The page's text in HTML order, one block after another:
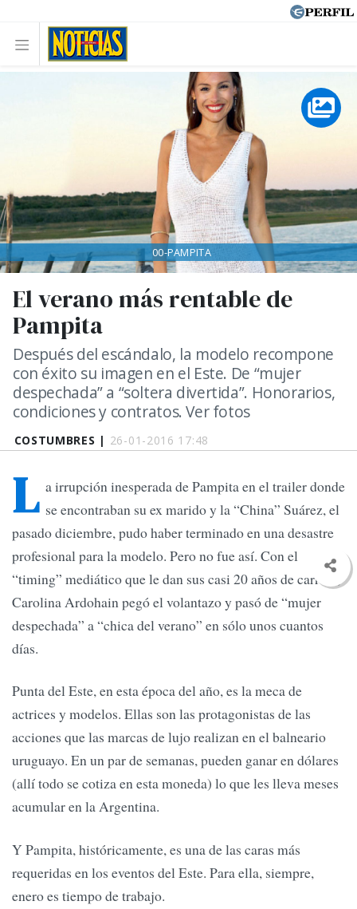
COSTUMBRES | 26-01-2016 17:48
El verano más rentable de
Pampita
Después del escándalo, la modelo recompone
con éxito su imagen en el Este. De “mujer
despechada” a “soltera divertida”. Honorarios,
condiciones y contratos. Ver fotos
00-PAMPITA
L a irrupción inesperada de Pampita en el trailer donde
se encontraban su ex marido y la “China” Suárez, el
pasado diciembre, pudo haber terminado en una desastre
profesional para la modelo. Pero no fue así. Con el
“timing” mediático que le dan sus casi 20 años de carrera,
Carolina Ardohain pegó el volantazo y pasó de “mujer
despechada” a “chica del verano” en sólo unos cuantos
días.
Punta del Este, en esta época del año, es la meca de
actrices y modelos. Ellas son las protagonistas de las
acciones que las marcas de lujo realizan en el balneario
uruguayo. En un par de semanas, pueden ganar en dólares
(allí todo se cotiza en esta moneda) lo que les lleva meses
acumular en la Argentina.
Y Pampita, históricamente, es una de las caras más
requeridas en los eventos del Este. Para ella, siempre,
enero es tiempo de trabajo.